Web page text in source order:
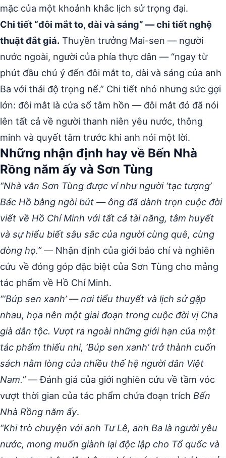
mặc của một khoảnh khắc lịch sử trọng đại.
Chi tiết “đôi mắt to, dài và sáng” — chi tiết nghệ
thuật đắt giá. Thuyền trưởng Mai-sen — người
nước ngoài, người của phía thực dân — “ngay từ
phút đầu chú ý đến đôi mắt to, dài và sáng của anh
Ba với thái độ trọng nể.” Chi tiết nhỏ nhưng sức gợi
lớn: đôi mắt là cửa sổ tâm hồn — đôi mắt đó đã nói
lên tất cả về người thanh niên yêu nước, thông
minh và quyết tâm trước khi anh nói một lời.
Những nhận định hay về Bến Nhà
Rồng năm ấy và Sơn Tùng
“Nhà văn Sơn Tùng được ví như người ‘tạc tượng’
Bác Hồ bằng ngòi bút — ông đã dành trọn cuộc đời
viết về Hồ Chí Minh với tất cả tài năng, tâm huyết
và sự hiểu biết sâu sắc của người cùng quê, cùng
dòng họ.”— Nhận định của giới báo chí và nghiên
cứu về đóng góp đặc biệt của Sơn Tùng cho mảng
tác phẩm về Hồ Chí Minh.
“‘Búp sen xanh’ — nơi tiểu thuyết và lịch sử gặp
nhau, họa nên một giai đoạn trong cuộc đời vị Cha
già dân tộc. Vượt ra ngoài những giới hạn của một
tác phẩm thiếu nhi, ‘Búp sen xanh’ trở thành cuốn
sách nằm lòng của nhiều thế hệ người dân Việt
Nam.”— Đánh giá của giới nghiên cứu về tầm vóc
vượt thời gian của tác phẩm chứa đoạn trích Bến
Nhà Rồng năm ấy.
“Khi trò chuyện với anh Tư Lê, anh Ba là người yêu
nước, mong muốn giành lại độc lập cho Tổ quốc và